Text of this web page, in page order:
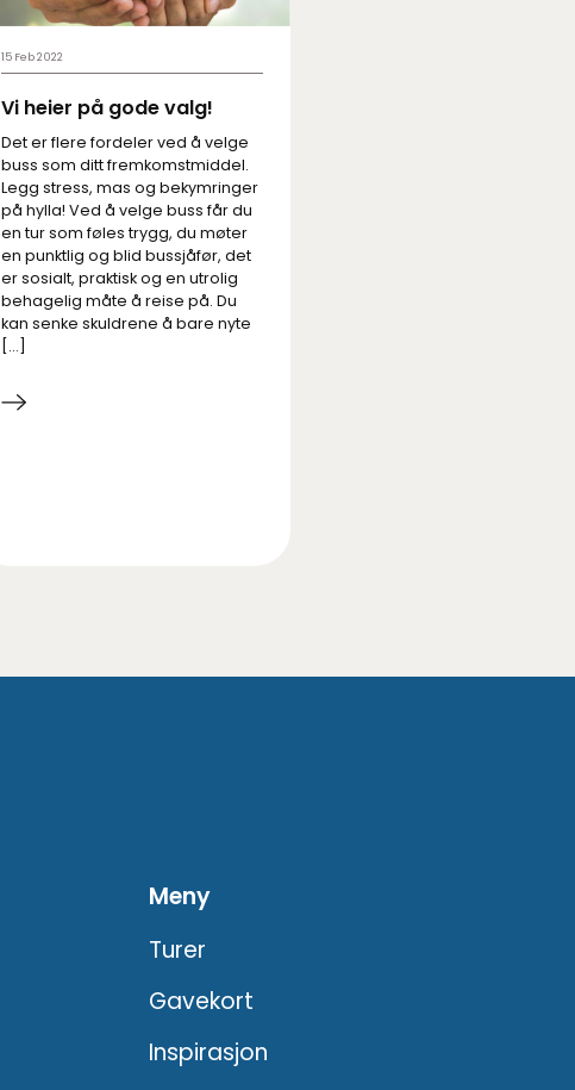
15 Feb 2022
Vi heier på gode valg!
Det er flere fordeler ved å velge
buss som ditt fremkomstmiddel.
Legg stress, mas og bekymringer
på hylla! Ved å velge buss får du
en tur som føles trygg, du møter
en punktlig og blid bussjåfør, det
er sosialt, praktisk og en utrolig
behagelig måte å reise på. Du
kan senke skuldrene å bare nyte
[…]
Meny
Turer
Gavekort
Inspirasjon